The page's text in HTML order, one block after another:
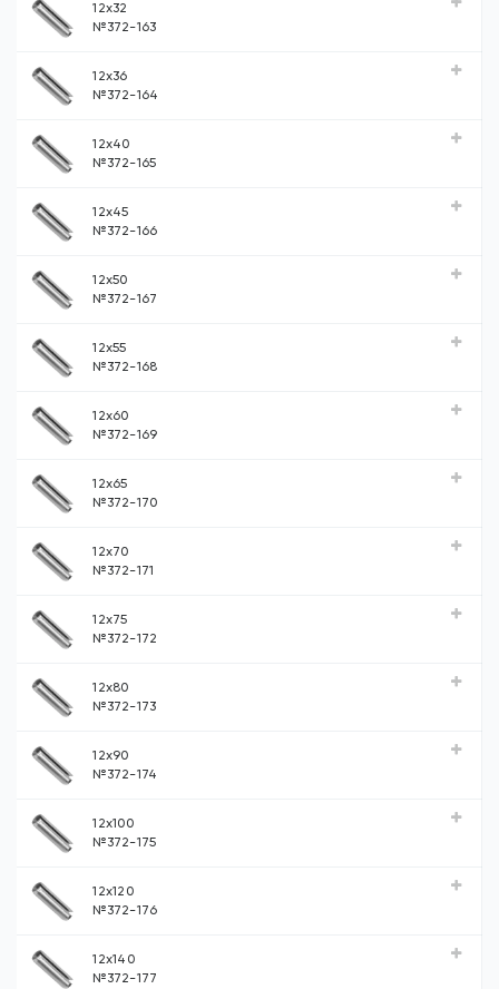
12x32
№372-163
12x36
№372-164
12x40
№372-165
12x45
№372-166
12x50
№372-167
12x55
№372-168
12x60
№372-169
12x65
№372-170
12x70
№372-171
12x75
№372-172
12x80
№372-173
12x90
№372-174
12x100
№372-175
12x120
№372-176
12x140
№372-177